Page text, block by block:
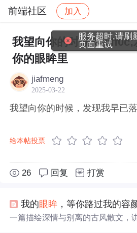
前端社区 加入
社区 前端社区 感慨 帖
我望向你的时候&#xff0c;
你的眼眸里
jiafmeng
2025-03-22
我望向你的时候，发现我早已
给本帖投票
26 回复 打赏
我的眼眸 ，等你路过我的容
一篇描绘深情与别离的古风散文，
服务超时,请刷
页面重试